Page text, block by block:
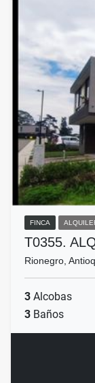
FINCA
T0355.
Rionegro,
3 Alcobas
3 Baños